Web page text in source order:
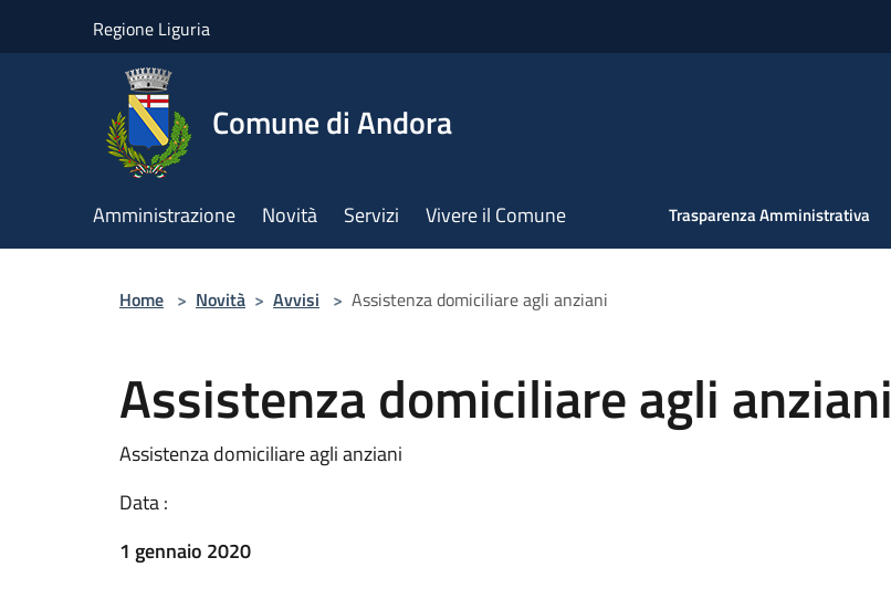
Regione Liguria
Comune di Andora
Amministrazione Novità Servizi Vivere il Comune Trasparenza Amministrativa
Home > Novità > Avvisi > Assistenza domiciliare agli anziani
Assistenza domiciliare agli anziani
Assistenza domiciliare agli anziani
Data :
1 gennaio 2020